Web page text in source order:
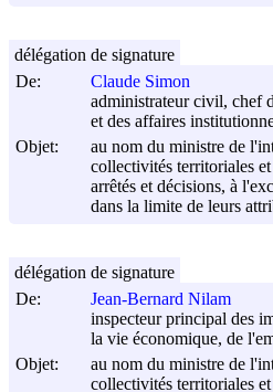
De:
Claude Simon
administrateur civil, chef
et des affaires
Objet:
au nom du ministre de
collectivités territoriales
arrêtés et décisions, à
dans la limite de leurs
délégation de signature
De:
Jean-Bernard Nilam
inspecteur principal des
la vie économique, de
Objet:
au nom du ministre de
collectivités territoriales
délégation de signature